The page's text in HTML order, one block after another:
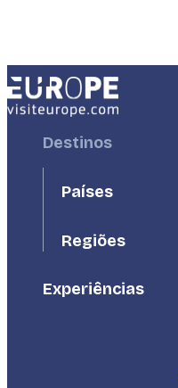
FooterDestinos
Países
Regiões
Experiências